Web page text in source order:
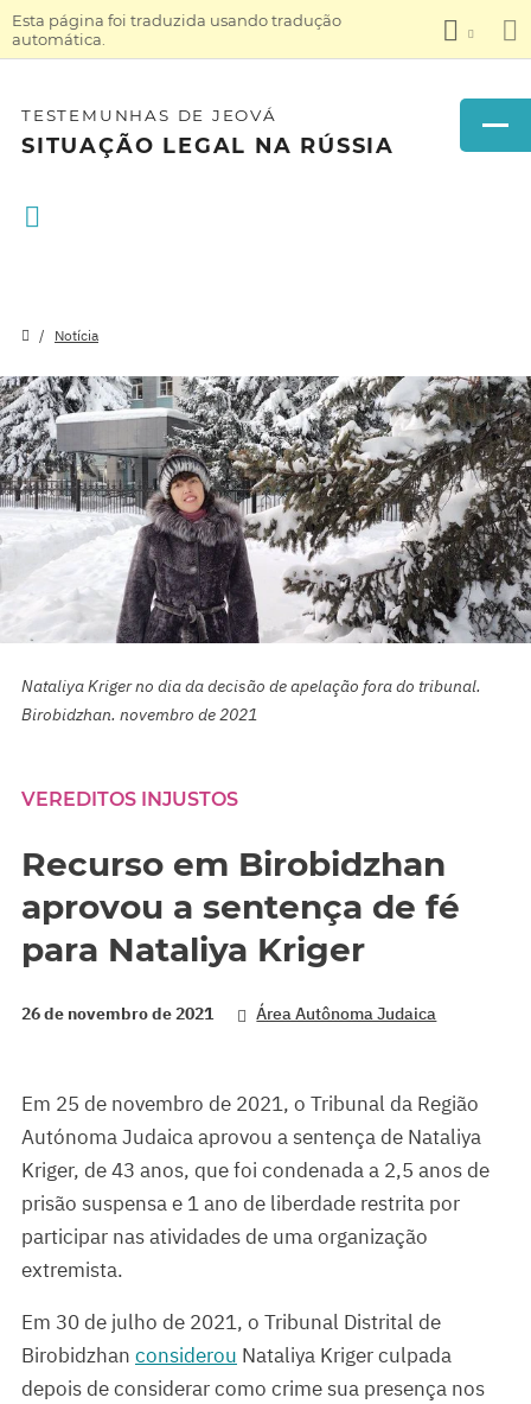
Esta página foi traduzida usando tradução
automática.
TESTEMUNHAS DE JEOVÁ
SITUAÇÃO LEGAL NA RÚSSIA
Notícia
Nataliya Kriger no dia da decisão de apelação fora do tribunal.
Birobidzhan. novembro de 2021
VEREDITOS INJUSTOS
Recurso em Birobidzhan
aprovou a sentença de fé
para Nataliya Kriger
26 de novembro de 2021 Área Autônoma Judaica
Em 25 de novembro de 2021, o Tribunal da Região
Autónoma Judaica aprovou a sentença de Nataliya
Kriger, de 43 anos, que foi condenada a 2,5 anos de
prisão suspensa e 1 ano de liberdade restrita por
participar nas atividades de uma organização
extremista.
Em 30 de julho de 2021, o Tribunal Distrital de
Birobidzhan considerou Nataliya Kriger culpada
depois de considerar como crime sua presença nos